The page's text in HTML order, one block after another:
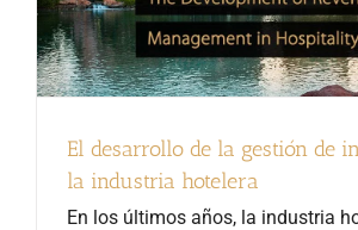
El desarrollo de la gestión de
la industria hotelera
En los últimos años, la industria